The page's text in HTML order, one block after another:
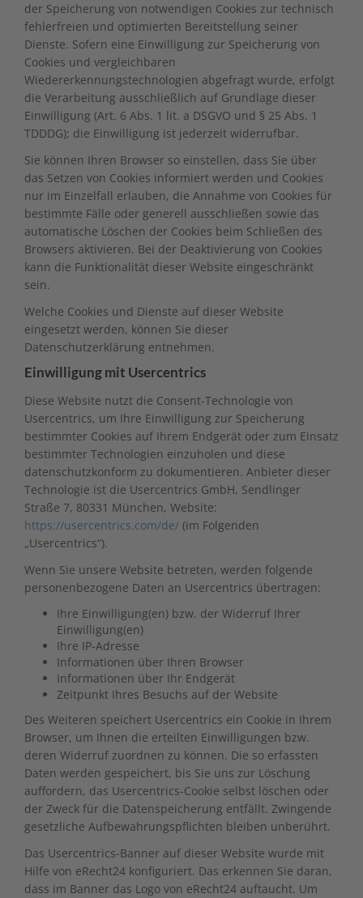
der Speicherung von notwendigen Cookies zur technisch
fehlerfreien und optimierten Bereitstellung seiner
Dienste. Sofern eine Einwilligung zur Speicherung von
Cookies und vergleichbaren
Wiedererkennungstechnologien abgefragt wurde, erfolgt
die Verarbeitung ausschließlich auf Grundlage dieser
Einwilligung (Art. 6 Abs. 1 lit. a DSGVO und § 25 Abs. 1
TDDDG); die Einwilligung ist jederzeit widerrufbar.
Sie können Ihren Browser so einstellen, dass Sie über
das Setzen von Cookies informiert werden und Cookies
nur im Einzelfall erlauben, die Annahme von Cookies für
bestimmte Fälle oder generell ausschließen sowie das
automatische Löschen der Cookies beim Schließen des
Browsers aktivieren. Bei der Deaktivierung von Cookies
kann die Funktionalität dieser Website eingeschränkt
sein.
Welche Cookies und Dienste auf dieser Website
eingesetzt werden, können Sie dieser
Datenschutzerklärung entnehmen.
Einwilligung mit Usercentrics
Diese Website nutzt die Consent-Technologie von
Usercentrics, um Ihre Einwilligung zur Speicherung
bestimmter Cookies auf Ihrem Endgerät oder zum Einsatz
bestimmter Technologien einzuholen und diese
datenschutzkonform zu dokumentieren. Anbieter dieser
Technologie ist die Usercentrics GmbH, Sendlinger
Straße 7, 80331 München, Website:
https://usercentrics.com/de/ (im Folgenden
„Usercentrics“).
Wenn Sie unsere Website betreten, werden folgende
personenbezogene Daten an Usercentrics übertragen:
Ihre Einwilligung(en) bzw. der Widerruf Ihrer
Einwilligung(en)
Ihre IP-Adresse
Informationen über Ihren Browser
Informationen über Ihr Endgerät
Zeitpunkt Ihres Besuchs auf der Website
Des Weiteren speichert Usercentrics ein Cookie in Ihrem
Browser, um Ihnen die erteilten Einwilligungen bzw.
deren Widerruf zuordnen zu können. Die so erfassten
Daten werden gespeichert, bis Sie uns zur Löschung
auffordern, das Usercentrics-Cookie selbst löschen oder
der Zweck für die Datenspeicherung entfällt. Zwingende
gesetzliche Aufbewahrungspflichten bleiben unberührt.
Das Usercentrics-Banner auf dieser Website wurde mit
Hilfe von eRecht24 konfiguriert. Das erkennen Sie daran,
dass im Banner das Logo von eRecht24 auftaucht. Um